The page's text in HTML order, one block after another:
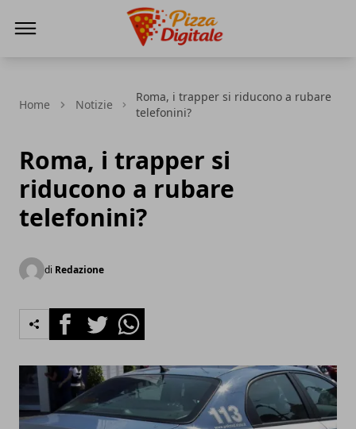
Home Notizie
Roma, i trapper si riducono a rubare
telefonini?
Roma, i trapper si
riducono a rubare
telefonini?
di Redazione
FacebookTwitterWhatsapp